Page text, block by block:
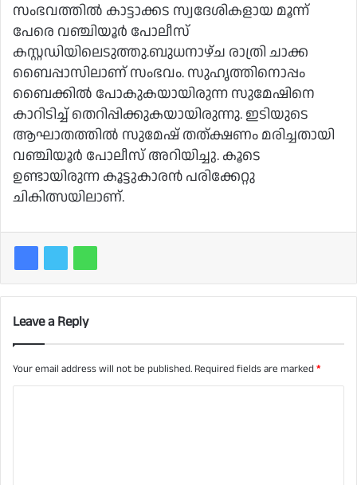
സംഭവത്തില്‍ കാട്ടാക്കട സ്വദേശികളായ മൂന്ന്
പേരെ വഞ്ചിയൂര്‍ പോലീസ്
കസ്റ്റഡിയിലെടുത്തു.ബുധനാഴ്ച രാത്രി ചാക്ക
ബൈപ്പാസിലാണ് സംഭവം. സുഹൃത്തിനൊപ്പം
ബൈക്കില്‍ പോകുകയായിരുന്ന സുമേഷിനെ
കാറിടിച്ച് തെറിപ്പിക്കുകയായിരുന്നു. ഇടിയുടെ
ആഘാതത്തില്‍ സുമേഷ് തത്ക്ഷണം മരിച്ചതായി
വഞ്ചിയൂര്‍ പോലീസ് അറിയിച്ചു. കൂടെ
ഉണ്ടായിരുന്ന കൂട്ടുകാരന്‍ പരിക്കേറ്റു
ചികിത്സയിലാണ്.
Leave a Reply
Your email address will not be published. Required fields are marked*